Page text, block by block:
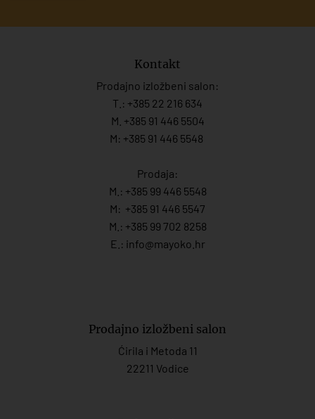
Kontakt
Prodajno izložbeni salon:
T.: +385 22 216 634
M. +385 91 446 5504
M: +385 91 446 5548
Prodaja:
M.: +385 99 446 5548
M: +385 91 446 5547
M.: +385 99 702 8258
E.: info@mayoko. hr
Prodajno izložbeni salon
Ćirila i Metoda 11
22211 Vodice